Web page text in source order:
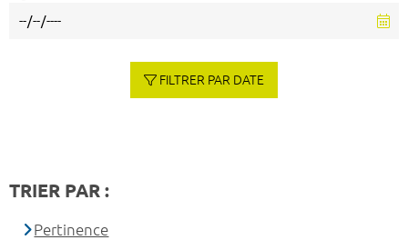
FILTRER PAR DATE
TRIER PAR :
Pertinence